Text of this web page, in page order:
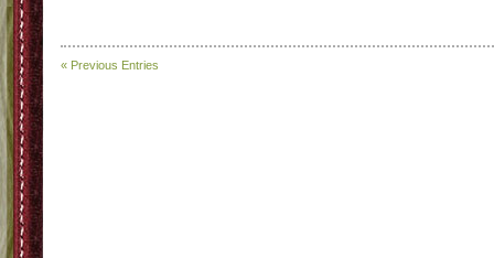
« Previous Entries